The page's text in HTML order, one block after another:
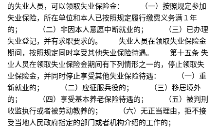
的失业人员，可以领取失业保险金： （一）按照规定参加
失业保险，所在单位和本人已按照规定履行缴费义务满１年
的； （二）非因本人意愿中断就业的； （三）已办理
失业登记，并有求职要求的。 失业人员在领取失业保险金
期间，按照规定同时享受其他失业保险待遇。 第十五条 失
业人员在领取失业保险金期间有下列情形之一的，停止领取失
业保险金，并同时停止享受其他失业保险待遇： （一）重
新就业的； （二）应征服兵役的； （三）移居境外
的； （四）享受基本养老保险待遇的； （五）被判刑
收监执行或者被劳动教养的； （六）无正当理由，拒不接
受当地人民政府指定的部门或者机构介绍的工作的；